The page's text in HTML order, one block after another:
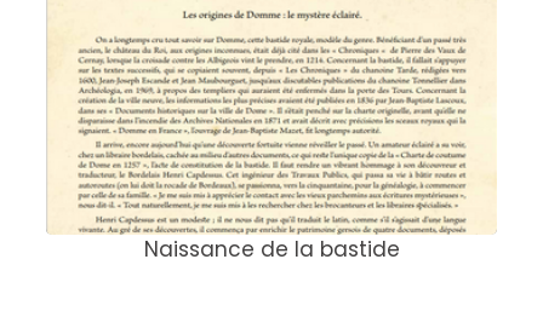
Naissance de la bastide